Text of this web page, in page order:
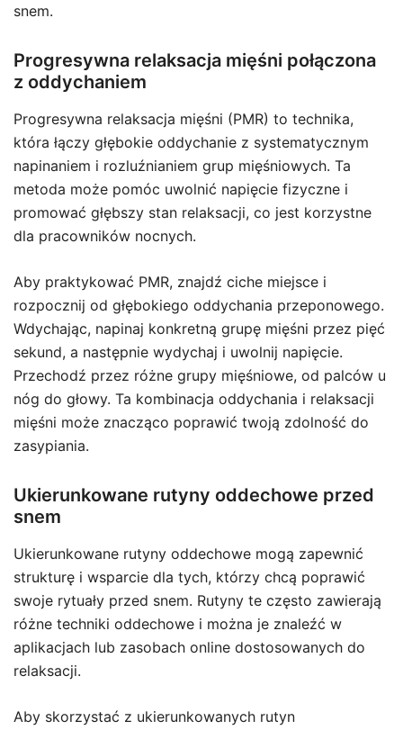
snem.
Progresywna relaksacja mięśni połączona
z oddychaniem
Progresywna relaksacja mięśni (PMR) to technika,
która łączy głębokie oddychanie z systematycznym
napinaniem i rozluźnianiem grup mięśniowych. Ta
metoda może pomóc uwolnić napięcie fizyczne i
promować głębszy stan relaksacji, co jest korzystne
dla pracowników nocnych.
Aby praktykować PMR, znajdź ciche miejsce i
rozpocznij od głębokiego oddychania przeponowego.
Wdychając, napinaj konkretną grupę mięśni przez pięć
sekund, a następnie wydychaj i uwolnij napięcie.
Przechodź przez różne grupy mięśniowe, od palców u
nóg do głowy. Ta kombinacja oddychania i relaksacji
mięśni może znacząco poprawić twoją zdolność do
zasypiania.
Ukierunkowane rutyny oddechowe przed
snem
Ukierunkowane rutyny oddechowe mogą zapewnić
strukturę i wsparcie dla tych, którzy chcą poprawić
swoje rytuały przed snem. Rutyny te często zawierają
różne techniki oddechowe i można je znaleźć w
aplikacjach lub zasobach online dostosowanych do
relaksacji.
Aby skorzystać z ukierunkowanych rutyn